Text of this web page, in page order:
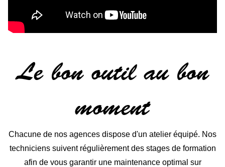
Le bon outil au bon
moment
Chacune de nos agences dispose d'un atelier équipé. Nos
techniciens suivent régulièrement des stages de formation
afin de vous garantir une maintenance optimal sur